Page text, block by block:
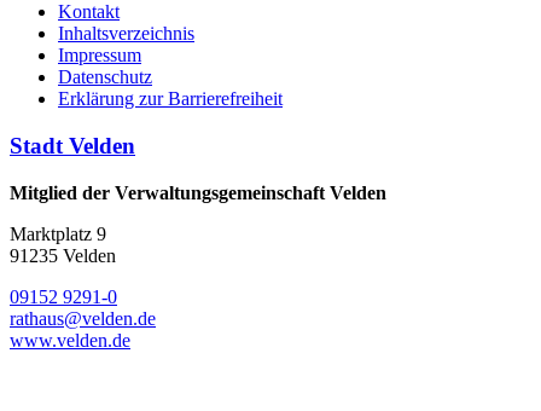
Kontakt
Inhaltsverzeichnis
Impressum
Datenschutz
Erklärung zur Barrierefreiheit
Stadt Velden
Mitglied der Verwaltungsgemeinschaft Velden
Marktplatz 9
91235 Velden
09152 9291-0
rathaus@velden.de
www.velden.de